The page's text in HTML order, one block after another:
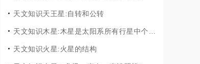
天文知识天王星:自转和公转
天文知识火星:火星的结构